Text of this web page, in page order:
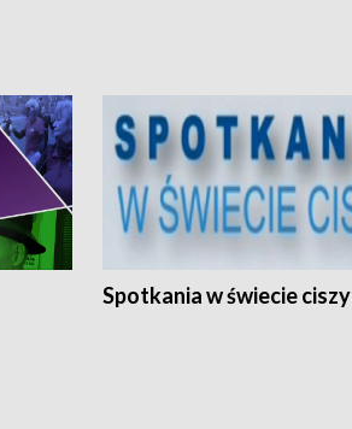
Spotkania w świecie ciszy